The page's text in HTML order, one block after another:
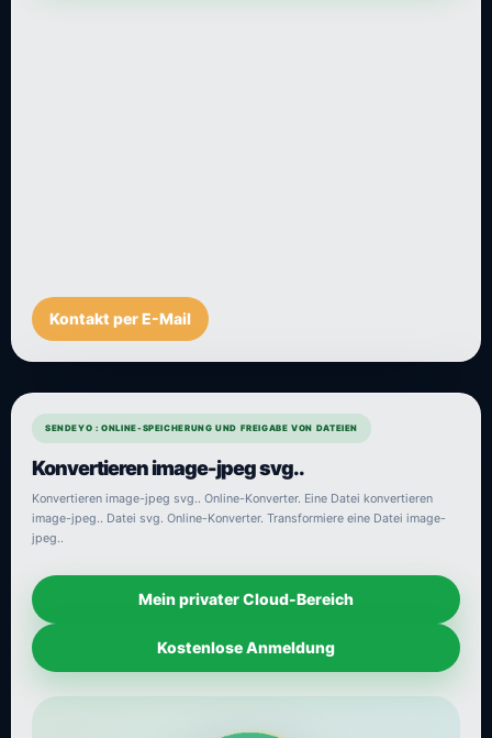
Kontakt per E-Mail
SENDEYO : ONLINE-SPEICHERUNG UND FREIGABE VON DATEIEN
Konvertieren image-jpeg svg..
Konvertieren image-jpeg svg.. Online-Konverter. Eine Datei konvertieren
image-jpeg.. Datei svg. Online-Konverter. Transformiere eine Datei image-
jpeg..
Mein privater Cloud-Bereich
Kostenlose Anmeldung